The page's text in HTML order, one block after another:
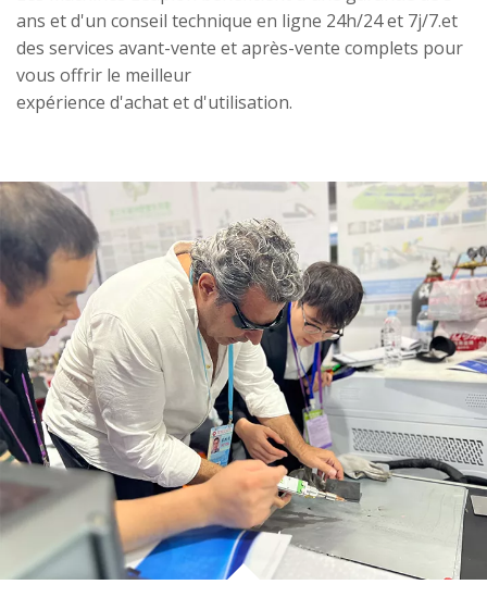
ans et d'un conseil technique en ligne 24h/24 et 7j/7.et
des services avant-vente et après-vente complets pour
vous offrir le meilleur
expérience d'achat et d'utilisation.